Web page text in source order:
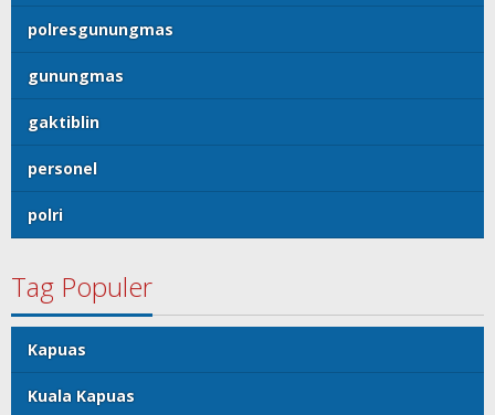
polresgunungmas
gunungmas
gaktiblin
personel
polri
Tag Populer
Kapuas
Kuala Kapuas